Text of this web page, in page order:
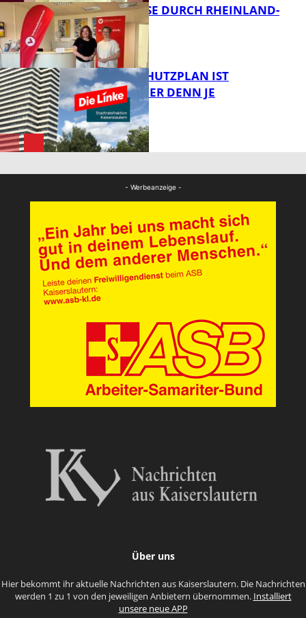
FB Gesundheit
Panorama
SOMMERREISE DURCH RHEINLAND-
PFALZ
EIN HITZESCHUTZPLAN IST
NOTWENDIGER DENN JE
- Werbeanzeige -
Über uns
Hier bekommt ihr aktuelle Nachrichten aus Kaiserslautern. Die Nachrichten
werden 1 zu 1 von den jeweiligen Anbietern übernommen. Installiert
unsere neue APP